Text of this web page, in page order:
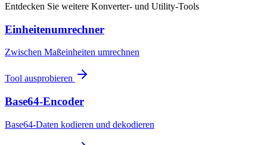
Entdecken Sie weitere Konverter- und Utility-Tools
Einheitenumrechner
Zwischen Maßeinheiten umrechnen
Tool ausprobieren
Base64-Encoder
Base64-Daten kodieren und dekodieren